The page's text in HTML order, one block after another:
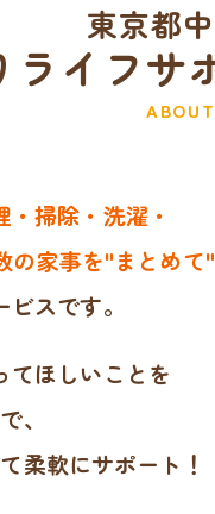
東京都
ライフサ
・掃除・洗濯・
の家事を"まとめて"
スです。
てほしいことを
、
柔軟にサポート！